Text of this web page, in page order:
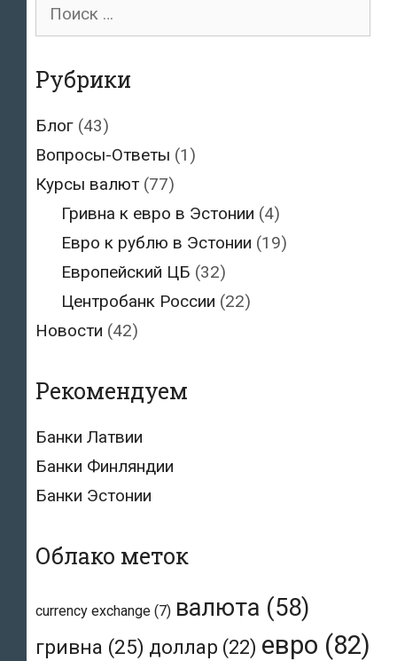
Рубрики
Блог (43)
Вопросы-Ответы (1)
Курсы валют (77)
Гривна к евро в Эстонии (4)
Евро к рублю в Эстонии (19)
Европейский ЦБ (32)
Центробанк России (22)
Новости (42)
Рекомендуем
Банки Латвии
Банки Финляндии
Банки Эстонии
Облако меток
currency exchange (7) валюта (58)
гривна (25) доллар (22) евро (82)